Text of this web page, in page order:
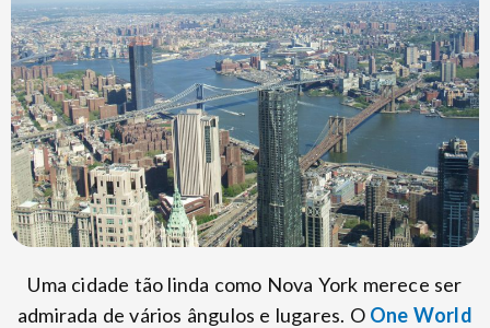
Uma cidade tão linda como Nova York merece ser
admirada de vários ângulos e lugares. O One World